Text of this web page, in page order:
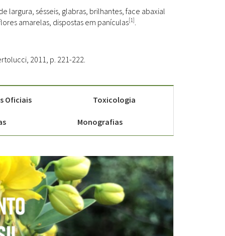
largura, sésseis, glabras, brilhantes, face abaxial
amarelas, dispostas em panículas[1]
2011, p. 221-222.
Oficiais Toxicologia
Monografias